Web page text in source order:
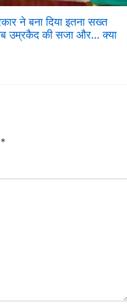
ने बना द‍िया इतना सख्‍त
उम्रकैद की सजा और… क्‍या
*